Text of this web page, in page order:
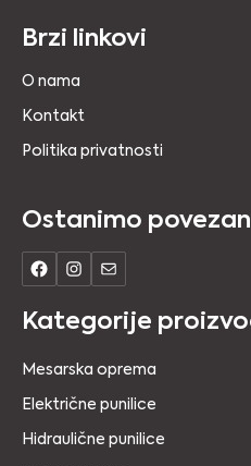
Brzi linkovi
O nama
Kontakt
Politika privatnosti
Ostanimo
Kategorije
Mesarska oprema
Električne punilice
Hidraulične punilice